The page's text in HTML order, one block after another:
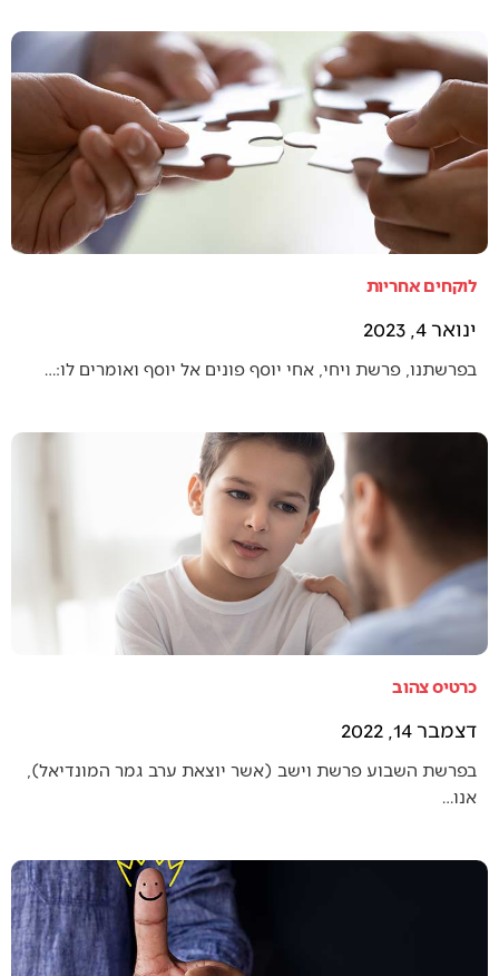
לוקחים אחריות
ינואר 4, 2023
בפרשתנו, פרשת ויחי, אחי יוסף פונים אל יוסף ואומרים לו:…
כרטיס צהוב
דצמבר 14, 2022
בפרשת השבוע פרשת וישב (אשר יוצאת ערב גמר המונדיאל),
אנו…